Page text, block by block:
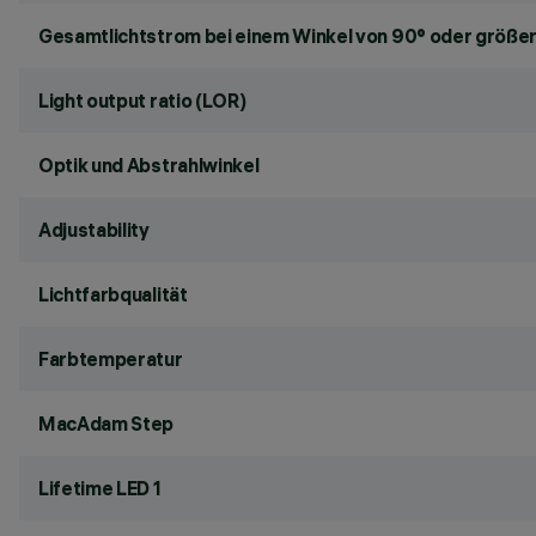
Gesamtlichtstrom bei einem Winkel von 90° oder
Light output ratio (LOR)
Optik und Abstrahlwinkel
Adjustability
Lichtfarbqualität
Farbtemperatur
MacAdam Step
Lifetime LED 1